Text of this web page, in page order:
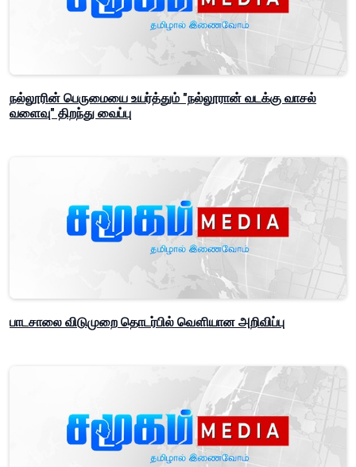
நல்லூரின் பெருமையை உயர்த்தும் "நல்லூரான் வடக்கு வாசல்
வளைவு" திறந்து வைப்பு
பாடசாலை விடுமுறை தொடர்பில் வௌியான அறிவிப்பு